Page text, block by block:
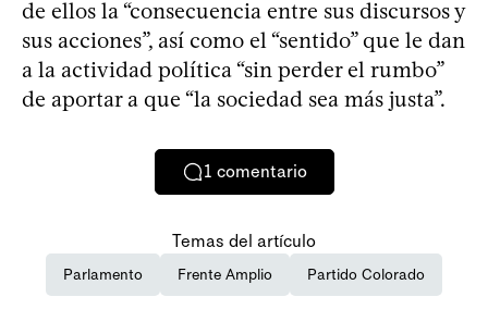
de ellos la “consecuencia entre sus discursos y
sus acciones”, así como el “sentido” que le dan
a la actividad política “sin perder el rumbo”
de aportar a que “la sociedad sea más justa”.
1 comentario
Temas del artículo
Parlamento Frente Amplio Partido Colorado